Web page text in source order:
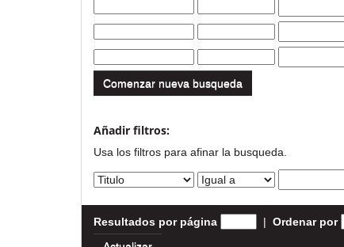
Comenzar nueva busqueda
Añadir filtros:
Usa los filtros para afinar la busqueda.
Resultados por página | Ordenar por